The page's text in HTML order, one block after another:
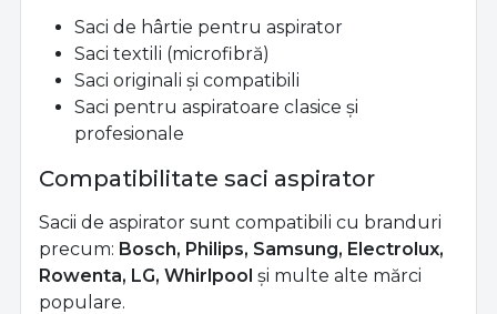
Saci de hârtie pentru aspirator
Saci textili (microfibră)
Saci originali și compatibili
Saci pentru aspiratoare clasice și
profesionale
Compatibilitate saci aspirator
Sacii de aspirator sunt compatibili cu branduri
precum: Bosch, Philips, Samsung, Electrolux,
Rowenta, LG, Whirlpool și multe alte mărci
populare.